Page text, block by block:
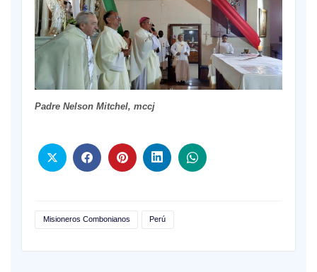
Padre Nelson Mitchel, mccj
Misioneros Combonianos Perú